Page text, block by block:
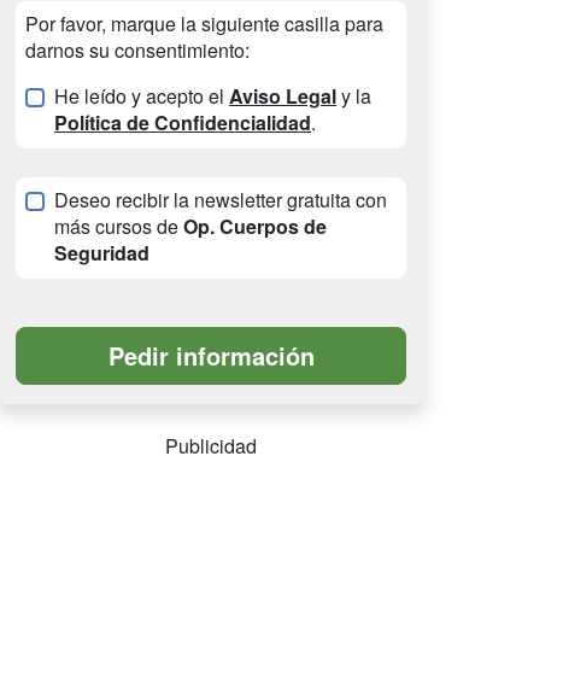
Por favor, marque la siguiente casilla para
darnos su consentimiento:
He leído y acepto el Aviso Legaly la
Política de Confidencialidad.
Deseo recibir la newsletter gratuita con
más cursos deOp. Cuerpos de
Seguridad
Publicidad